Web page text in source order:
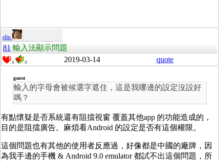
eliu
81 輸入法顯示問題
0 0 2019-03-14 quote
guest
輸入的字母會被候選字遮住，這是我哪邊的設定沒設好
嗎？
有點懷疑是否系統還有阻擋視窗 覆蓋其他app 的功能造成的，
目的是阻擋廣告。麻煩看Android 的設定是否有這個權限。
這個問題也有其他的使用者反應過，好像都是中國的廠牌，因
為我手邊的手機 & Android 9.0 emulator 都試不出這個問題，所